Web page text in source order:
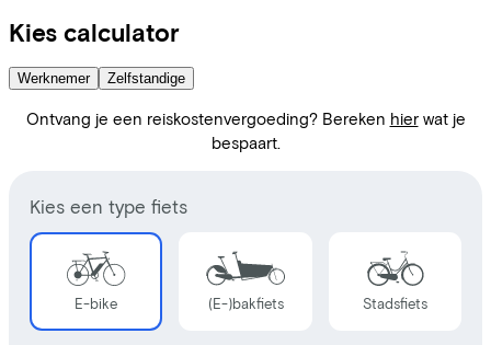
Kies calculator
Werknemer Zelfstandige
Ontvang je een reiskostenvergoeding? Bereken hierwat je
bespaart.